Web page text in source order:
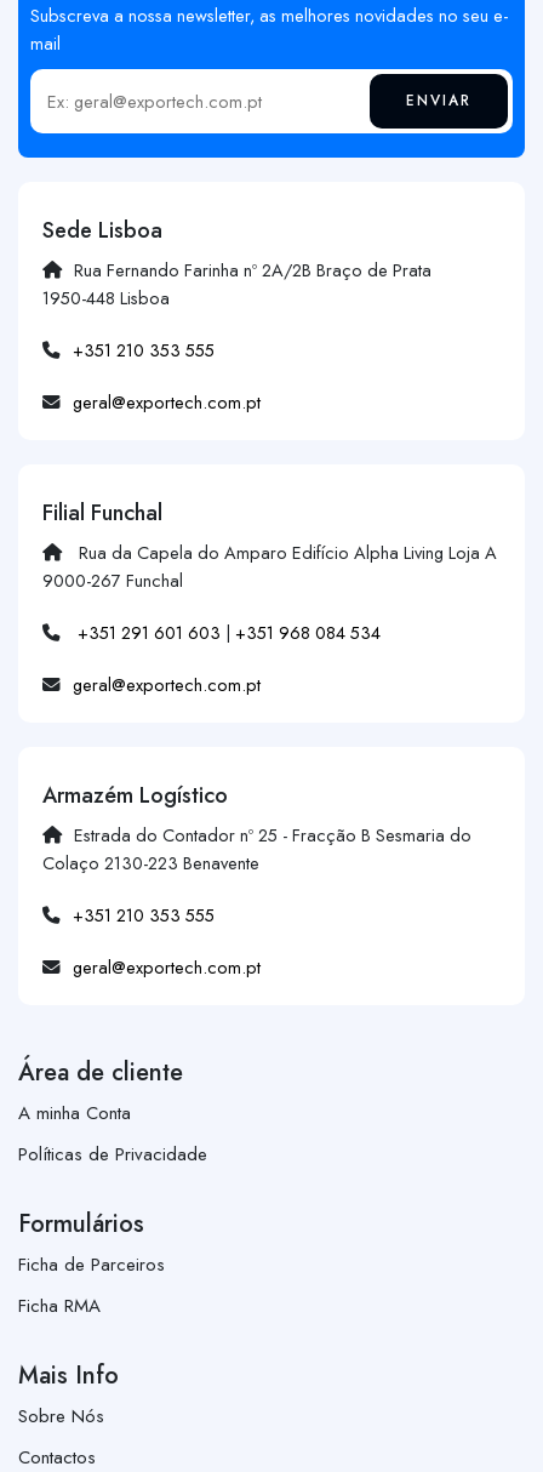
Subscreva a nossa newsletter, as melhores novidades no seu e-
mail
Insira o seu email ENVIAR
Sede Lisboa
Rua Fernando Farinha nº 2A/2B Braço de Prata
1950-448 Lisboa
+351 210 353 555
geral@exportech.com.pt
Filial Funchal
Rua da Capela do Amparo Edifício Alpha Living Loja A
9000-267 Funchal
+351 291 601 603 | +351 968 084 534
geral@exportech.com.pt
Armazém Logístico
Estrada do Contador nº 25 - Fracção B Sesmaria do
Colaço 2130-223 Benavente
+351 210 353 555
geral@exportech.com.pt
Área de cliente
A minha Conta
Políticas de Privacidade
Formulários
Ficha de Parceiros
Ficha RMA
Mais Info
Sobre Nós
Contactos